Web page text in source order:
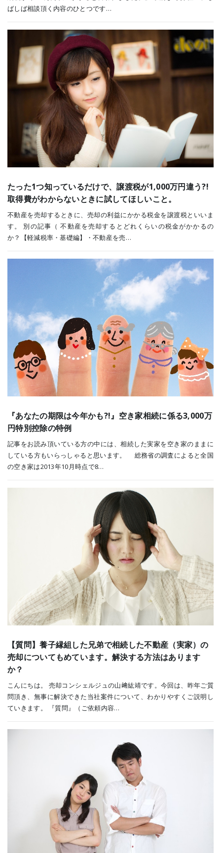
ばしば相談頂く内容のひとつです…
たった1つ知っているだけで、譲渡税が1,000万円違う?!
取得費がわからないときに試してほしいこと。
不動産を売却するときに、売却の利益にかかる税金を譲渡税といいま
す。 別の記事（ 不動産を売却するとどれくらいの税金がかかるの
か？【軽減税率・基礎編】・不動産を売…
『あなたの期限は今年かも?!』空き家相続に係る3,000万
円特別控除の特例
記事をお読み頂いている方の中には、相続した実家を空き家のままに
している方もいらっしゃると思います。 総務省の調査によると全国
の空き家は2013年10月時点で8…
【質問】養子縁組した兄弟で相続した不動産（実家）の
売却についてもめています。解決する方法はあります
か？
こんにちは。 売却コンシェルジュの山﨑紘靖です。今回は、昨年ご質
問頂き、無事に解決できた当社案件について、わかりやすくご説明し
ていきます。 『質問』（ご依頼内容…